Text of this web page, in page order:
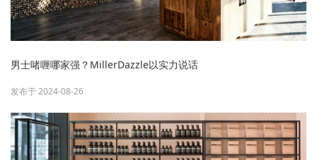
男士啫喱哪家强？MillerDazzle以实力说话
发布于 2024-08-26